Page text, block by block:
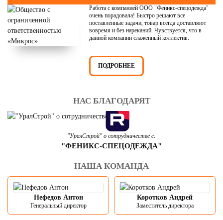
Работа с компанией ООО "Феникс-спецодежда"
очень порадовала! Быстро решают все
поставленные задачи, товар всегда доставляют
вовремя и без нареканий. Чувствуется, что в
данной компании слаженный коллектив.
ПОДРОБНЕЕ
НАС БЛАГОДАРЯТ
"УралСтрой" о сотрудничестве с:
"ФЕНИКС-СПЕЦОДЕЖДА"
НАША КОМАНДА
Нефедов Антон
Генеральный директор
Коротков Андрей
Заместитель директора